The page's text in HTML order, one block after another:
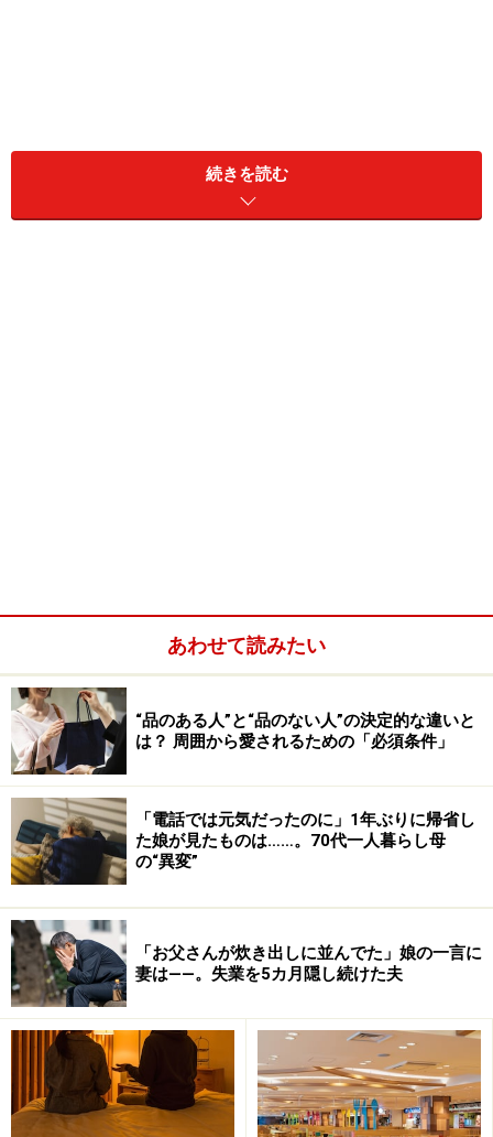
だと父は母に当たるようになった。母はショックのあま
り寝込んでしまい、家庭はぐちゃぐちゃになった。
「私の大学受験など誰も考えてはくれなかった。当時、
私には知らされていなかったんですが、姉の相手は母の
弟だったんです。それっきり私の大好きな叔父さんが来
なくなったので不思議には思っていました」
続きを読む
あわせて読みたい
“品のある人”と“品のない人”の決定的な違いと
は？ 周囲から愛されるための「必須条件」
「電話では元気だったのに」1年ぶりに帰省し
た娘が見たものは……。70代一人暮らし母
の“異変”
「お父さんが炊き出しに並んでた」娘の一言に
妻は――。失業を5カ月隠し続けた夫